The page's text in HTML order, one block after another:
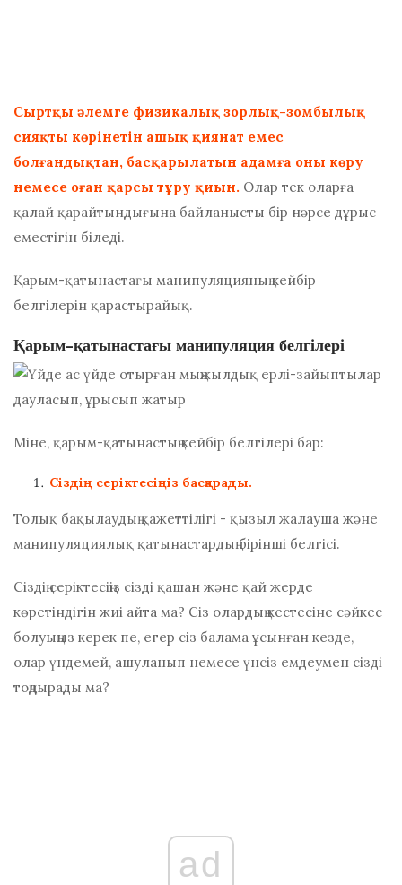
Сыртқы әлемге физикалық зорлық-зомбылық
сияқты көрінетін ашық қиянат емес
болғандықтан, басқарылатын адамға оны көру
немесе оған қарсы тұру қиын. Олар тек оларға
қалай қарайтындығына байланысты бір нәрсе дұрыс
еместігін біледі.
Қарым-қатынастағы манипуляцияның кейбір
белгілерін қарастырайық.
Қарым-қатынастағы манипуляция белгілері
Міне, қарым-қатынастың кейбір белгілері бар:
Сіздің серіктесіңіз басқарады.
Толық бақылаудың қажеттілігі - қызыл жалауша және
манипуляциялық қатынастардың бірінші белгісі.
Сіздің серіктесіңіз сізді қашан және қай жерде
көретіндігін жиі айта ма? Сіз олардың кестесіне сәйкес
болуыңыз керек пе, егер сіз балама ұсынған кезде,
олар үндемей, ашуланып немесе үнсіз емдеумен сізді
тоңдырады ма?
ad